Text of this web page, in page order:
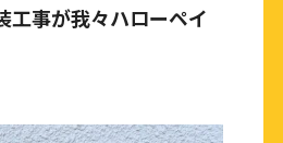
工事が我々ハローペイ